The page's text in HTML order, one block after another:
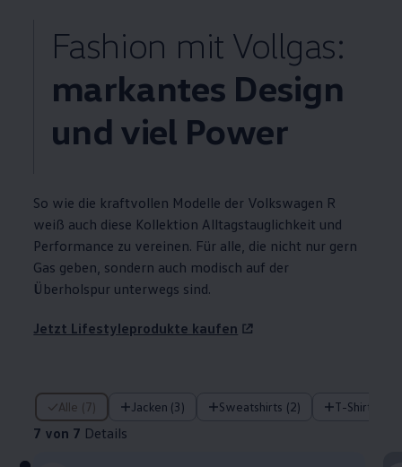
Fashion mit Vollgas:
markantes Design
und viel Power
So wie die kraftvollen Modelle der Volkswagen R
weiß auch diese Kollektion Alltagstauglichkeit und
Performance zu vereinen. Für alle, die nicht nur gern
Gas geben, sondern auch modisch auf der
Überholspur unterwegs sind.
Jetzt Lifestyleprodukte kaufen
Alle (7) Jacken (3) Sweatshirts (2) T-Shirts (2)
7 von 7 Details
7 von 7 Details